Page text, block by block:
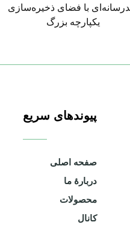
با فضای ذخیره‌سازی
یکپارچه بزرگ
پیوندهای سریع
صفحه اصلی
دربارهٔ ما
محصولات
کانال